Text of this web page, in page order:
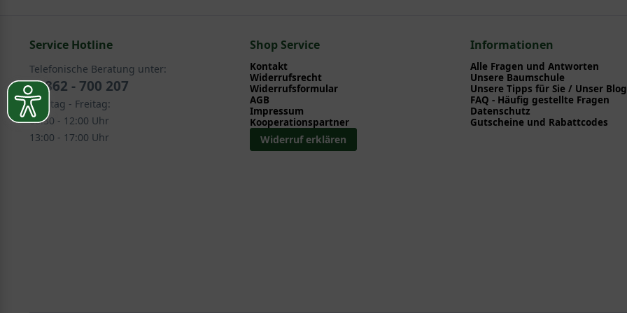
Ziergehölze > Frühjahrsblüher > Sanddorn - Hippophae
Service Hotline
Telefonische Beratung unter:
02862 - 700 207
Montag - Freitag:
08:30 - 12:00 Uhr
13:00 - 17:00 Uhr
Shop Service
Kontakt
Widerrufsrecht
Widerrufsformular
AGB
Impressum
Kooperationspartner
Widerruf erklären
Informationen
Alle Fragen und Antworten
Unsere Baumschule
Unsere Tipps für Sie / Unser Blog
FAQ - Häufig gestellte Fragen
Datenschutz
Gutscheine und Rabattcodes